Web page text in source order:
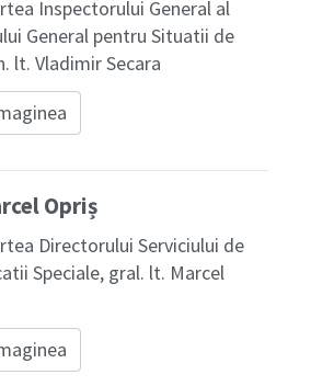
Inspectorului General al
General pentru Situatii de
lt. Vladimir Secara
Opriș
Directorului Serviciului de
Speciale, gral. lt. Marcel